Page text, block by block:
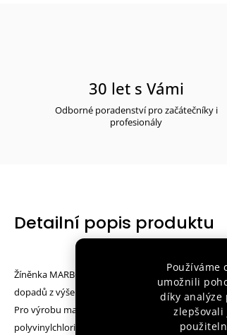
Používáme
umožnili
díky analýze
zlepšovali
30 let s Vámi
Odborné poradenství pro začátečníky i
profesionály
Detailní popis produktu
Žíněnka MARBO Sport MC-M007 je ideální k
dopadů z výšek.
Pro výrobu matrací používáme speciálně
polyvinylchloridem (oblíbené PVC), který